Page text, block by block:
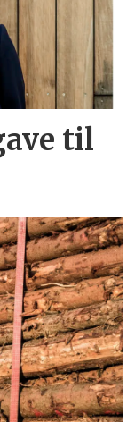
til